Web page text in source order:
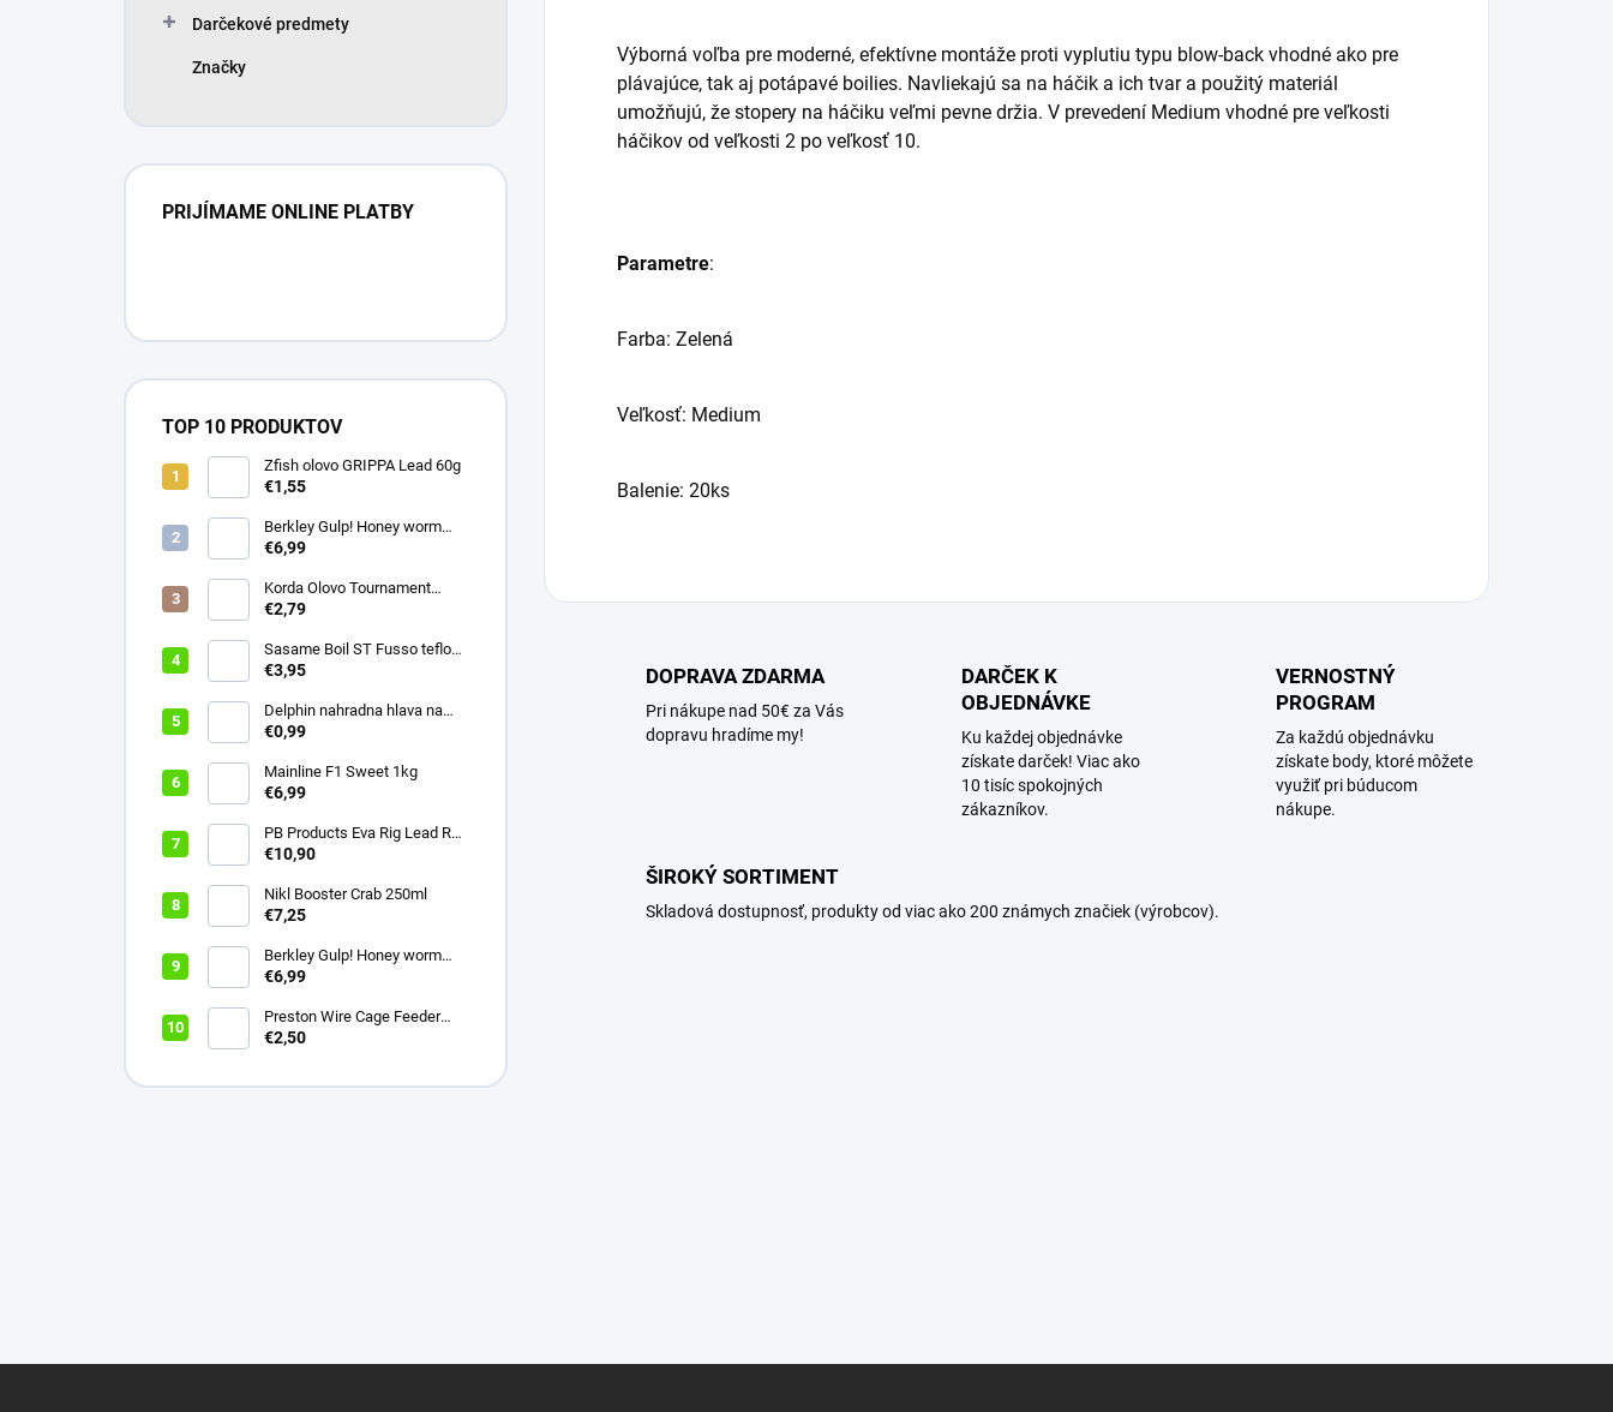
Darčekové predmety
Značky
PRIJÍMAME ONLINE PLATBY
TOP 10 PRODUKTOV
Zfish olovo GRIPPA Lead 60g
€1,55
Berkley Gulp! Honey worm
4,5cm Chartreuse
€6,99
Korda Olovo Tournament
Casting Swivel 3.75oz 105gr
€2,79
Sasame Boil ST Fusso teflon
v.4 ocko
€3,95
Delphin nahradna hlava na
swiger
€0,99
Mainline F1 Sweet 1kg
€6,99
PB Products Eva Rig Lead Rod
Wrap
€10,90
Nikl Booster Crab 250ml
€7,25
Berkley Gulp! Honey worm
4,5cm Bubblegum
€6,99
Preston Wire Cage Feeder
Small 20g
€2,50
Výborná voľba pre moderné, efektívne montáže proti vyplutiu typu blow-back vhodné ako pre
plávajúce, tak aj potápavé boilies. Navliekajú sa na háčik a ich tvar a použitý materiál
umožňujú, že stopery na háčiku veľmi pevne držia. V prevedení Medium vhodné pre veľkosti
háčikov od veľkosti 2 po veľkosť 10.
Parametre:
Farba: Zelená
Veľkosť: Medium
Balenie: 20ks
DOPRAVA ZDARMA
Pri nákupe nad 50€ za Vás
dopravu hradíme my!
DARČEK K
OBJEDNÁVKE
Ku každej objednávke
získate darček! Viac ako
10 tisíc spokojných
zákazníkov.
VERNOSTNÝ
PROGRAM
Za každú objednávku
získate body, ktoré môžete
využiť pri búducom
nákupe.
ŠIROKÝ SORTIMENT
Skladová dostupnosť, produkty od viac ako 200 známych značiek (výrobcov).